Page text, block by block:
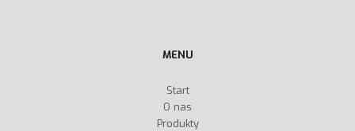
MENU
Start
O nas
Produkty